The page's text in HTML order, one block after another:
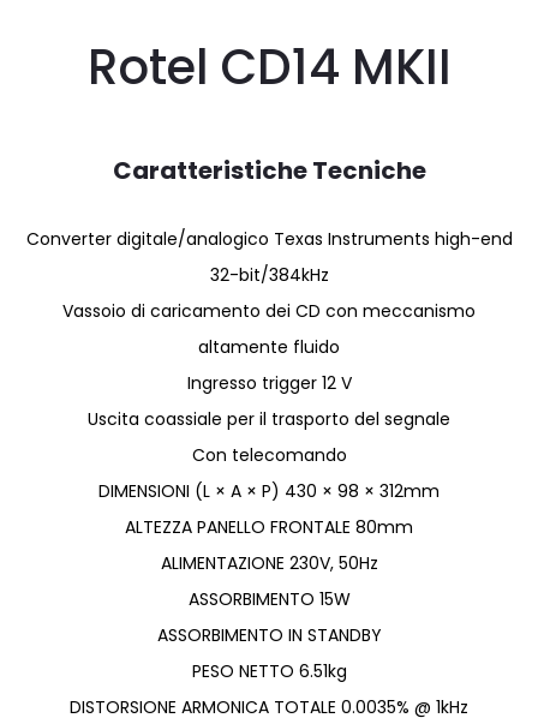
Rotel CD14 MKII
Caratteristiche Tecniche
Converter digitale/analogico Texas Instruments high-end
32-bit/384kHz
Vassoio di caricamento dei CD con meccanismo
altamente fluido
Ingresso trigger 12 V
Uscita coassiale per il trasporto del segnale
Con telecomando
DIMENSIONI (L × A × P) 430 × 98 × 312mm
ALTEZZA PANELLO FRONTALE 80mm
ALIMENTAZIONE 230V, 50Hz
ASSORBIMENTO 15W
ASSORBIMENTO IN STANDBY
PESO NETTO 6.51kg
DISTORSIONE ARMONICA TOTALE 0.0035% @ 1kHz